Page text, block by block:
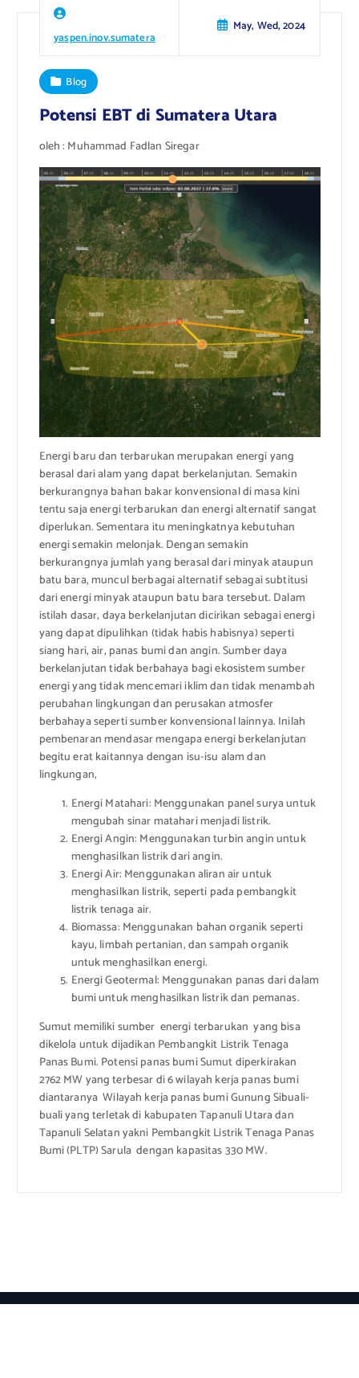
yaspen.inov.sumatera
May, Wed, 2024
Blog
Potensi EBT di Sumatera Utara
oleh : Muhammad Fadlan Siregar
Energi baru dan terbarukan merupakan energi yang
berasal dari alam yang dapat berkelanjutan. Semakin
berkurangnya bahan bakar konvensional di masa kini
tentu saja energi terbarukan dan energi alternatif sangat
diperlukan. Sementara itu meningkatnya kebutuhan
energi semakin melonjak. Dengan semakin
berkurangnya jumlah yang berasal dari minyak ataupun
batu bara, muncul berbagai alternatif sebagai subtitusi
dari energi minyak ataupun batu bara tersebut. Dalam
istilah dasar, daya berkelanjutan dicirikan sebagai energi
yang dapat dipulihkan (tidak habis habisnya) seperti
siang hari, air, panas bumi dan angin. Sumber daya
berkelanjutan tidak berbahaya bagi ekosistem sumber
energi yang tidak mencemari iklim dan tidak menambah
perubahan lingkungan dan perusakan atmosfer
berbahaya seperti sumber konvensional lainnya. Inilah
pembenaran mendasar mengapa energi berkelanjutan
begitu erat kaitannya dengan isu-isu alam dan
lingkungan,
Energi Matahari: Menggunakan panel surya untuk
mengubah sinar matahari menjadi listrik.
Energi Angin: Menggunakan turbin angin untuk
menghasilkan listrik dari angin.
Energi Air: Menggunakan aliran air untuk
menghasilkan listrik, seperti pada pembangkit
listrik tenaga air.
Biomassa: Menggunakan bahan organik seperti
kayu, limbah pertanian, dan sampah organik
untuk menghasilkan energi.
Energi Geotermal: Menggunakan panas dari dalam
bumi untuk menghasilkan listrik dan pemanas.
Sumut memiliki sumber energi terbarukan yang bisa
dikelola untuk dijadikan Pembangkit Listrik Tenaga
Panas Bumi. Potensi panas bumi Sumut diperkirakan
2762 MW yang terbesar di 6 wilayah kerja panas bumi
diantaranya Wilayah kerja panas bumi Gunung Sibuali-
buali yang terletak di kabupaten Tapanuli Utara dan
Tapanuli Selatan yakni Pembangkit Listrik Tenaga Panas
Bumi (PLTP) Sarula dengan kapasitas 330 MW.